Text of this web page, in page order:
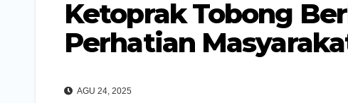
Ketoprak Tobong
Perhatian
AGU 24, 2025